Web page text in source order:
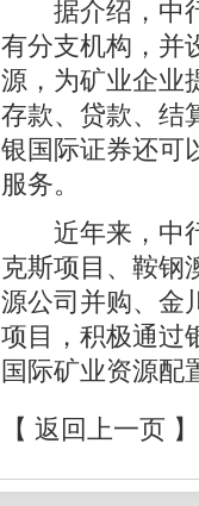
据介绍，中行
有分支机构，并
源，为矿业企业
存款、贷款、结
银国际证券还可
服务。
近年来，中行
克斯项目、鞍钢
源公司并购、金
项目，积极通过
国际矿业资源配
【 返回上一页 】